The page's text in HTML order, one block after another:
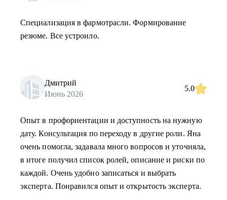
Специализация в фармотрасли. Формирование
резюме. Все устроило.
Дмитрий
Июнь 2026
5.0
Опыт в профориентации и доступность на нужную
дату. Консультация по переходу в другие роли. Яна
очень помогла, задавала много вопросов и уточняла,
в итоге получил список ролей, описание и риски по
каждой. Очень удобно записаться и выбрать
эксперта. Понравился опыт и открытость эксперта.